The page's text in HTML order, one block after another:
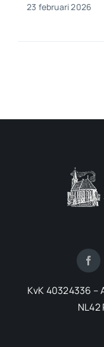
23 februari 2026
KvK 40324336 –
NL42